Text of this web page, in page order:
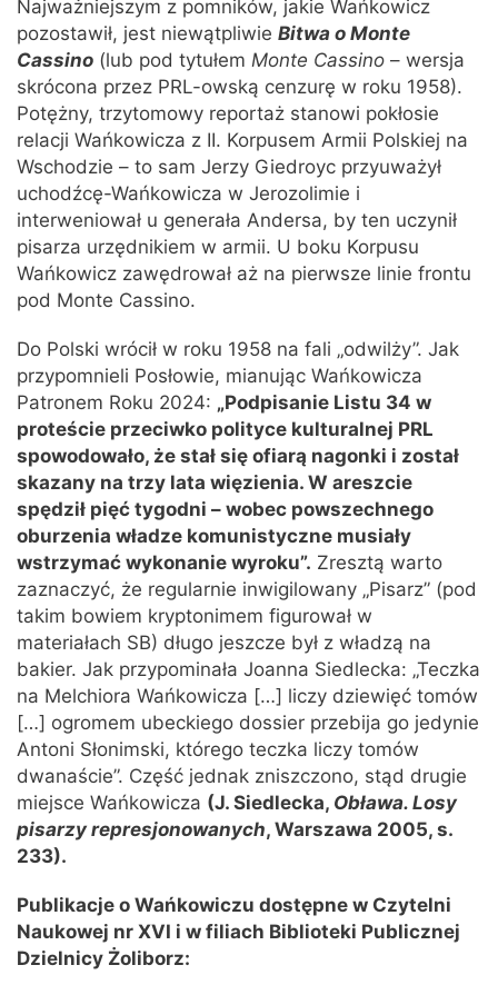
Najważniejszym z pomników, jakie Wańkowicz
pozostawił, jest niewątpliwie Bitwa o Monte
Cassino (lub pod tytułem Monte Cassino – wersja
skrócona przez PRL-owską cenzurę w roku 1958).
Potężny, trzytomowy reportaż stanowi pokłosie
relacji Wańkowicza z II. Korpusem Armii Polskiej na
Wschodzie – to sam Jerzy Giedroyc przyuważył
uchodźcę-Wańkowicza w Jerozolimie i
interweniował u generała Andersa, by ten uczynił
pisarza urzędnikiem w armii. U boku Korpusu
Wańkowicz zawędrował aż na pierwsze linie frontu
pod Monte Cassino.
Do Polski wrócił w roku 1958 na fali „odwilży”. Jak
przypomnieli Posłowie, mianując Wańkowicza
Patronem Roku 2024: „Podpisanie Listu 34 w
proteście przeciwko polityce kulturalnej PRL
spowodowało, że stał się ofiarą nagonki i został
skazany na trzy lata więzienia. W areszcie
spędził pięć tygodni – wobec powszechnego
oburzenia władze komunistyczne musiały
wstrzymać wykonanie wyroku”. Zresztą warto
zaznaczyć, że regularnie inwigilowany „Pisarz” (pod
takim bowiem kryptonimem figurował w
materiałach SB) długo jeszcze był z władzą na
bakier. Jak przypominała Joanna Siedlecka: „Teczka
na Melchiora Wańkowicza […] liczy dziewięć tomów
[…] ogromem ubeckiego dossier przebija go jedynie
Antoni Słonimski, którego teczka liczy tomów
dwanaście”. Część jednak zniszczono, stąd drugie
miejsce Wańkowicza (J. Siedlecka, Obława. Losy
pisarzy represjonowanych, Warszawa 2005, s.
233).
Publikacje o Wańkowiczu dostępne w Czytelni
Naukowej nr XVI i w filiach Biblioteki Publicznej
Dzielnicy Żoliborz: